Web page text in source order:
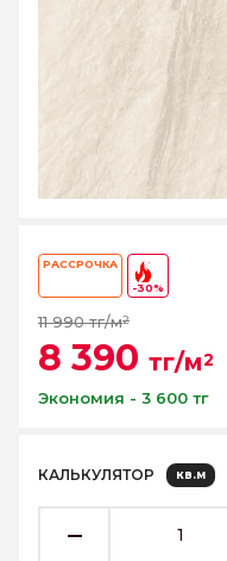
РАССРОЧКА
-30%
11 990 тг/м2
8 390 тг/м2
Экономия - 3 600 тг
КАЛЬКУЛЯТОР кв.м